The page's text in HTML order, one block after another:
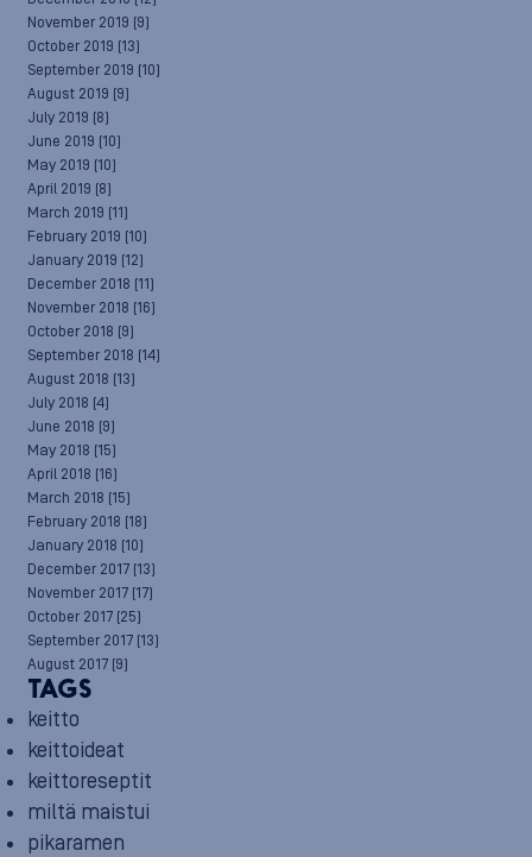
November 2019 (9)
October 2019 (13)
September 2019 (10)
August 2019 (9)
July 2019 (8)
June 2019 (10)
May 2019 (10)
April 2019 (8)
March 2019 (11)
February 2019 (10)
January 2019 (12)
December 2018 (11)
November 2018 (16)
October 2018 (9)
September 2018 (14)
August 2018 (13)
July 2018 (4)
June 2018 (9)
May 2018 (15)
April 2018 (16)
March 2018 (15)
February 2018 (18)
January 2018 (10)
December 2017 (13)
November 2017 (17)
October 2017 (25)
September 2017 (13)
August 2017 (9)
TAGS
keitto
keittoideat
keittoreseptit
miltä maistui
pikaramen